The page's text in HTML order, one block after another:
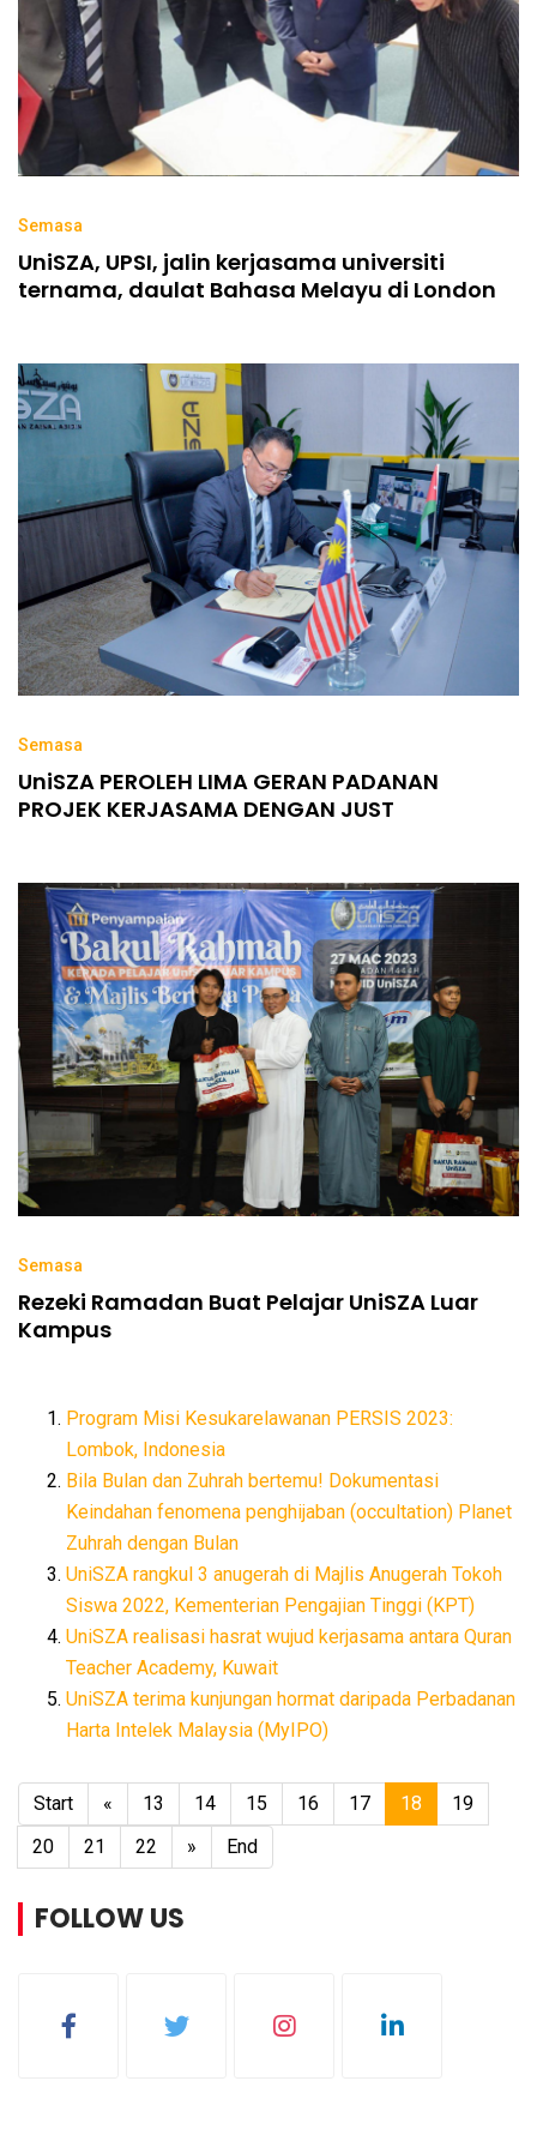
Semasa
UniSZA, UPSI, jalin kerjasama universiti
ternama, daulat Bahasa Melayu di London
Semasa
UniSZA PEROLEH LIMA GERAN PADANAN
PROJEK KERJASAMA DENGAN JUST
Semasa
Rezeki Ramadan Buat Pelajar UniSZA Luar
Kampus
Program Misi Kesukarelawanan PERSIS 2023:
Lombok, Indonesia
Bila Bulan dan Zuhrah bertemu! Dokumentasi
Keindahan fenomena penghijaban (occultation) Planet
Zuhrah dengan Bulan
UniSZA rangkul 3 anugerah di Majlis Anugerah Tokoh
Siswa 2022, Kementerian Pengajian Tinggi (KPT)
UniSZA realisasi hasrat wujud kerjasama antara Quran
Teacher Academy, Kuwait
UniSZA terima kunjungan hormat daripada Perbadanan
Harta Intelek Malaysia (MyIPO)
Start « 13 14 15 16 17 18
19
20
21 22 » End
FOLLOW US